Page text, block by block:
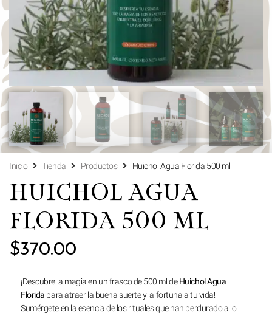
Inicio Tienda Productos Huichol Agua Florida 500 ml
HUICHOL AGUA
FLORIDA 500 ML
$370.00
¡Descubre la magia en un frasco de 500 ml deHuichol Agua
Florida para atraer la buena suerte y la fortuna a tu vida!
Sumérgete en la esencia de los rituales que han perdurado a lo